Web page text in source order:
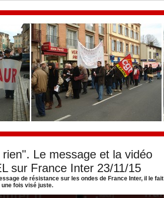
Le message et la vidéo
sur France Inter 23/11/15
de résistance sur les ondes de France Inter, il le fait
fois visé juste.